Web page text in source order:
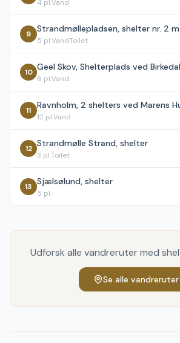
4 pl.Vand
9
5 pl.VandToilet
10
6 pl.Vand
11
12 pl.Vand
12 Strandmølle Strand, shelter
3 pl.Toilet
13 Sjælsølund, shelter
5 pl.
Udforsk alle vandreruter med
Se alle vandreruter